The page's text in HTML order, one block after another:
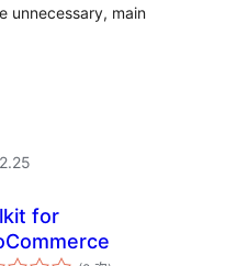
unnecessary, main
for
評